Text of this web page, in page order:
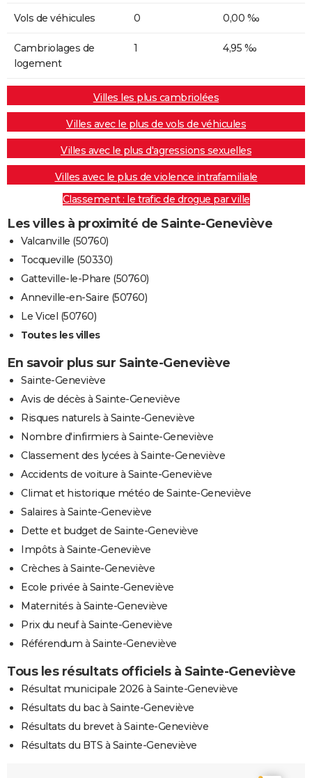
Vols de véhicules 0 0,00 ‰
Cambriolages de
logement
1 4,95 ‰
Villes les plus cambriolées
Villes avec le plus de vols de véhicules
Villes avec le plus d'agressions sexuelles
Villes avec le plus de violence intrafamiliale
Classement : le trafic de drogue par ville
Les villes à proximité de Sainte-Geneviève
Valcanville (50760)
Tocqueville (50330)
Gatteville-le-Phare (50760)
Anneville-en-Saire (50760)
Le Vicel (50760)
Toutes les villes
En savoir plus sur Sainte-Geneviève
Sainte-Geneviève
Avis de décès à Sainte-Geneviève
Risques naturels à Sainte-Geneviève
Nombre d'infirmiers à Sainte-Geneviève
Classement des lycées à Sainte-Geneviève
Accidents de voiture à Sainte-Geneviève
Climat et historique météo de Sainte-Geneviève
Salaires à Sainte-Geneviève
Dette et budget de Sainte-Geneviève
Impôts à Sainte-Geneviève
Crèches à Sainte-Geneviève
Ecole privée à Sainte-Geneviève
Maternités à Sainte-Geneviève
Prix du neuf à Sainte-Geneviève
Référendum à Sainte-Geneviève
Tous les résultats officiels à Sainte-Geneviève
Résultat municipale 2026 à Sainte-Geneviève
Résultats du bac à Sainte-Geneviève
Résultats du brevet à Sainte-Geneviève
Résultats du BTS à Sainte-Geneviève